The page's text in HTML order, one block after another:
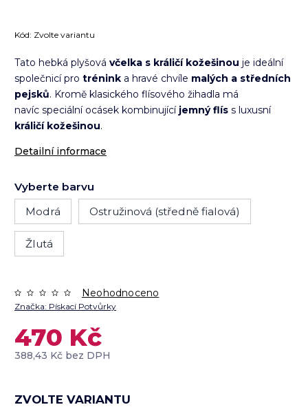
Kód: Zvolte variantu
Tato hebká plyšová včelka s králičí kožešinou je ideální
společnicí pro trénink a hravé chvíle malých a středních
pejsků. Kromě klasického flísového žihadla má
navíc speciální ocásek kombinující jemný flís s luxusní
králičí kožešinou.
Detailní informace
Vyberte barvu
Modrá
Ostružinová (středně fialová)
Žlutá
Značka: Pískací Potvůrky
Neohodnoceno
470 Kč
388,43 Kč bez DPH
ZVOLTE VARIANTU